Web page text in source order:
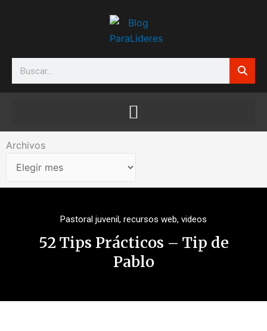
Search
Archivos
Archivos
Pastoral juvenil, recursos web, videos
52 Tips Prácticos – Tip de
Pablo